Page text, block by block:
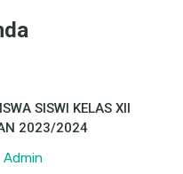
SISWI KELAS XII
2023/2024
Admin